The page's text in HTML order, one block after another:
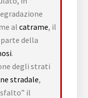
alcatrame, il
della
.
degli strati
stradale,
il